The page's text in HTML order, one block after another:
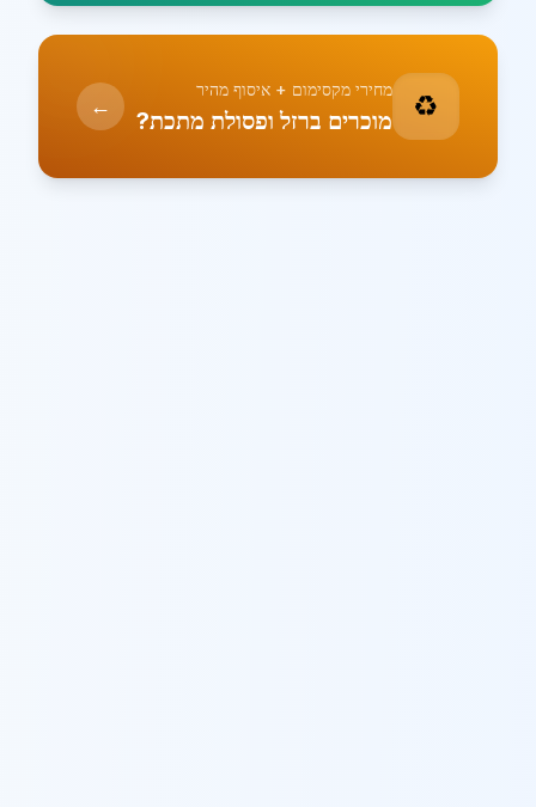
♻️ מחירי מקסימום + איסוף מהיר
מוכרים ברזל ופסולת מתכת? ←